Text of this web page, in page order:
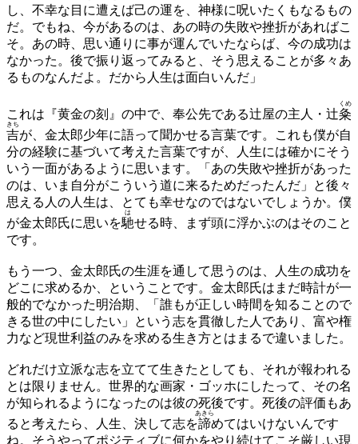
し、不幸な目に遭えば己の運を、神様に呪いたくもなるもの
だ。でもね、今があるのは、あの時の失敗や挫折があればこ
そ。あの時、思い通りに事が運んでいたならば、今の成功は
なかった。後で振り返ってみると、そう思えることが多々あ
るものなんだよ。だから人生は面白いんだ」
これは『黄金の刻』の中で、奉公先である辻屋の主人・辻粂
くめ
吉
きち
が、金太郎少年に語って聞かせる言葉です。これも僕が自
分の経験に基づいて考えた言葉ですが、人生には確かにそう
いう一面があるように思います。「あの失敗や挫折があった
のは、いま自分がこういう道に来るためだったんだ」と後々
思える人の人生は、とても幸せなのではないでしょうか。僕
が金太郎氏に思いを馳
は
せる時、まず頭に浮かぶのはそのこと
です。
もう一つ、金太郎氏の生涯を通して思うのは、人生の成功を
どこに求めるか、ということです。金太郎氏はまだ時計が一
般的でなかった明治期、「誰もが正しい時間を知ることので
きる世の中にしたい」という志を貫徹した人であり、富や権
力など現世利益のみを求める生き方とはまるで違いました。
どれだけ立派な志を立てて生きたとしても、それが報われる
とは限りません。世界的な画家・ゴッホにしたって、その名
が知られるようになったのは彼の死後です。死後の評価もあ
ると考えたら、人生、決して志を諦
あきら
めてはいけないんです
ね。そうやってポジティブに何かをやり続けてこそ厳しい現